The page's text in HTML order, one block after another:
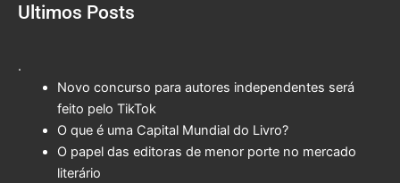
Ultimos Posts
.
Novo concurso para autores independentes será
feito pelo TikTok
O que é uma Capital Mundial do Livro?
O papel das editoras de menor porte no mercado
literário